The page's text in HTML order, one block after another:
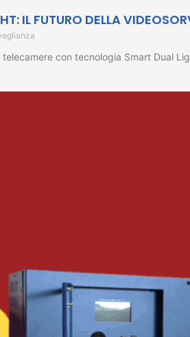
IL FUTURO DELLA
telecamere con tecnologia Smart Dual